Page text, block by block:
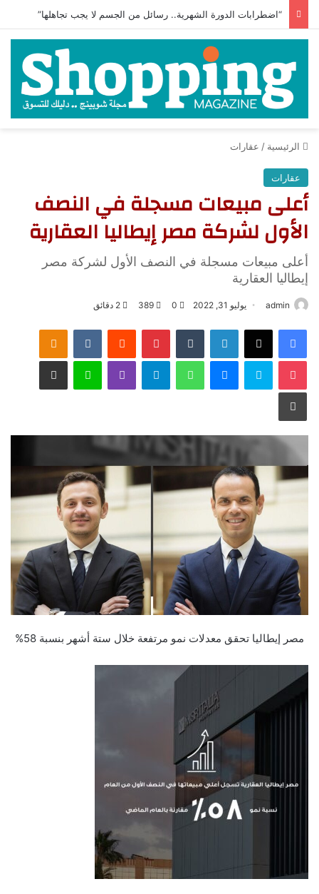
“اضطرابات الدورة الشهرية.. رسائل من الجسم لا يجب تجاهلها”
الرئيسية / عقارات
عقارات
أعلى مبيعات مسجلة في النصف
الأول لشركة مصر إيطاليا العقارية
أعلى مبيعات مسجلة في النصف الأول لشركة مصر
إيطاليا العقارية
admin يوليو 31, 2022 0
389
فيسبوك لينكدإن بينتيريست
سكايب واتساب لاين
مصر إيطاليا تحقق معدلات نمو مرتفعة خلال ستة أشهر بنسبة 58%